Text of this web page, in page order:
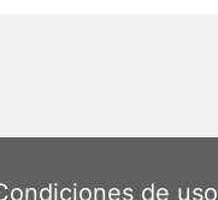
de uso